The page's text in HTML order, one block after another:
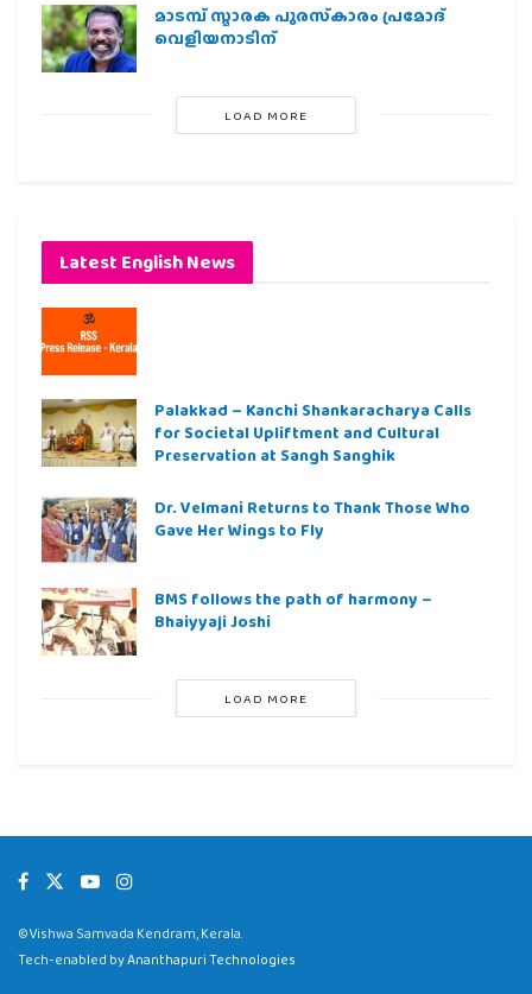
മാടമ്പ് സ്മാരക പുരസ്‌കാരം പ്രമോദ്
വെളിയനാടിന്
LOAD MORE
Latest English News
Palakkad – Kanchi Shankaracharya Calls
for Societal Upliftment and Cultural
Preservation at Sangh Sanghik
Dr. Velmani Returns to Thank Those Who
Gave Her Wings to Fly
BMS follows the path of harmony –
Bhaiyyaji Joshi
LOAD MORE
©Vishwa Samvada Kendram, Kerala.
Tech-enabled byAnanthapuri Technologies